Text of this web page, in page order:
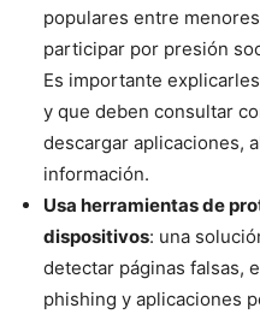
populares entre
participar por presión
Es importante
y que deben consultar
descargar aplicaciones,
información.
Usa herramientas de
dispositivos: una
detectar páginas falsas,
phishing y aplicaciones